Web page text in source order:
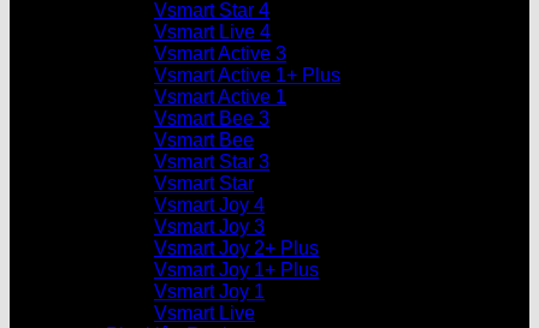
Vsmart Star 4
Vsmart Live 4
Vsmart Active 3
Vsmart Active 1+ Plus
Vsmart Active 1
Vsmart Bee 3
Vsmart Bee
Vsmart Star 3
Vsmart Star
Vsmart Joy 4
Vsmart Joy 3
Vsmart Joy 2+ Plus
Vsmart Joy 1+ Plus
Vsmart Joy 1
Vsmart Live